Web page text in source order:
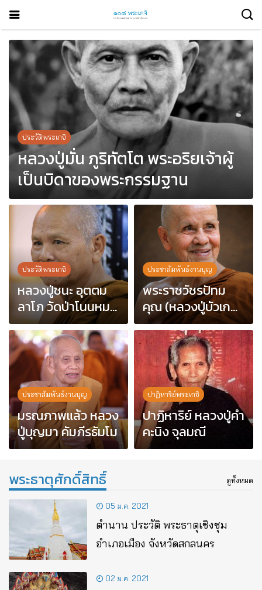
ประวัติพระเกจิ
หลวงปู่มั่น ภูริทัตโต พระอริยเจ้าผู้
เป็นบิดาของพระกรรมฐาน
ประวัติพระเกจิ
หลวงปู่ชนะ อุตตม
ลาโภ วัดป่าโนนหมา
กอื๋อ อ.เมือง
จ.มหาสารคาม
ประชาสัมพันธ์งานบุญ
พระราชวัชรปัทม
คุณ (หลวงปู่บัวเกตุ
ปทุมสิโร) มรณภาพ
แล้ว วัดป่าดารา
ภิรมย์ อ.แม่ริม
จ.เชียงใหม่
ประชาสัมพันธ์งานบุญ
มรณภาพแล้ว หลวง
ปู่บุญมา คัมภีรธัมโม
ปาฏิหาริย์พระเกจิ
ปาฏิหาริย์ หลวงปู่คำ
คะนิง จุลมณี
พระธาตุศักดิ์สิทธิ์ ดูทั้งหมด
05 ม.ค. 2021
ตํานาน ประวัติ พระธาตุเชิงชุม
อำเภอเมือง จังหวัดสกลนคร
02 ม.ค. 2021